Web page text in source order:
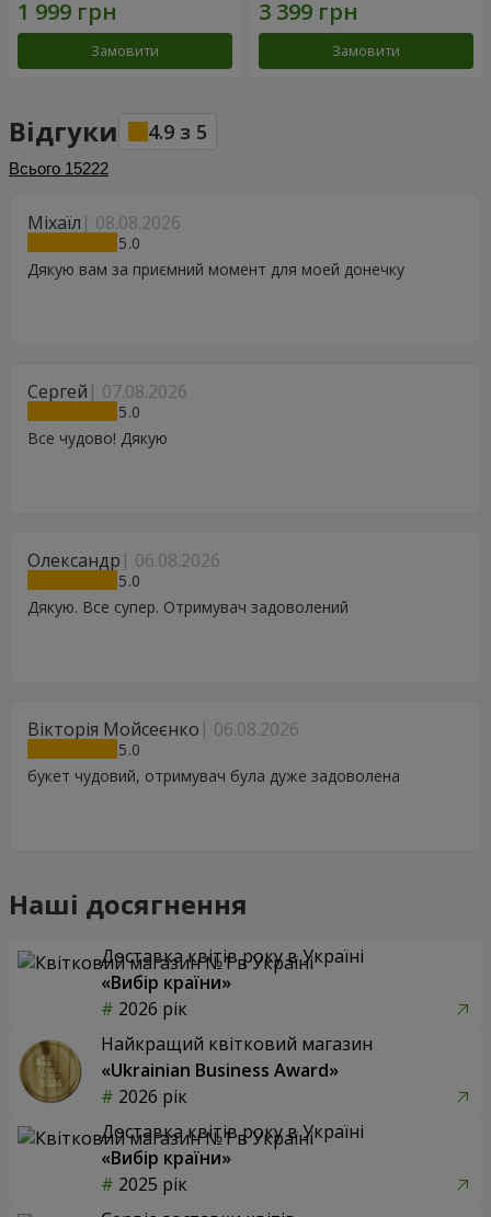
Замовити Замовити
Відгуки 4.9 з 5
Всього 15222
Міхаїл 08.08.2026
5
Дякую вам за приємний момент для моей донечку
Сергей 07.08.2026
5
Все чудово! Дякую
Олександр 06.08.2026
5
Дякую. Все супер. Отримувач задоволений
Вікторія Мойсеєнко 06.08.2026
5
букет чудовий, отримувач була дуже задоволена
Наші досягнення
Доставка квітів року в Україні
«Вибір країни»
2026 рік
Найкращий квітковий магазин
«Ukrainian Business Award»
2026 рік
Доставка квітів року в Україні
«Вибір країни»
2025 рік